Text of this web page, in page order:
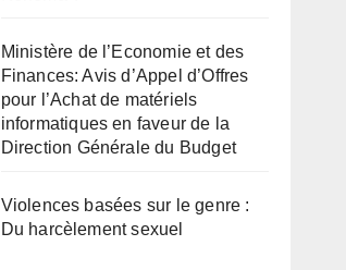
Ministère de l’Economie et des
Finances: Avis d’Appel d’Offres
pour l’Achat de matériels
informatiques en faveur de la
Direction Générale du Budget
Violences basées sur le genre :
Du harcèlement sexuel